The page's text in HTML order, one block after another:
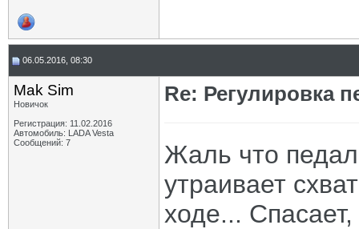
06.05.2016, 08:30
Mak Sim
Новичок
Регистрация: 11.02.2016
Автомобиль: LADA Vesta
Сообщений: 7
Re: Регулировка
Жаль что
утраивает
ходе...